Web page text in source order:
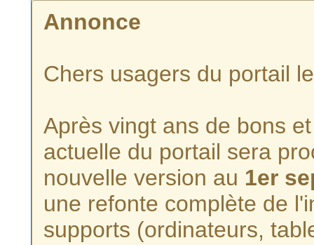
Annonce
Chers usagers du portail
Après vingt ans de bons
actuelle du portail sera
nouvelle version au 1er
une refonte complète de
supports (ordinateurs,